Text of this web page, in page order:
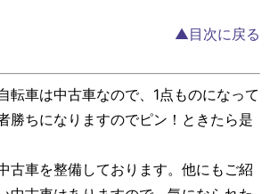
▲目次に戻る
転車は中古車なので、1点ものになって
勝ちになりますのでピン！ときたら是
古車を整備しております。他にもご紹